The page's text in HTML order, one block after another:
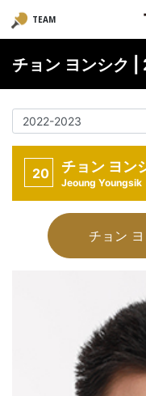
TEAM
チョン ヨンシク
20 チョン ヨン
Jeoung Youngsik
チョン